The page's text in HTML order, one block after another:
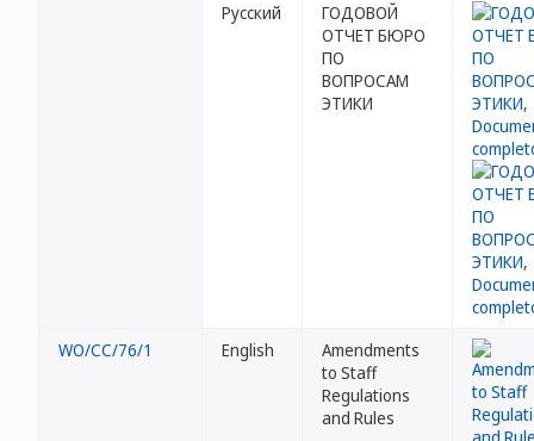
Русский
ГОДОВОЙ
ОТЧЕТ БЮРО
ПО
ВОПРОСАМ
ЭТИКИ
WO/CC/76/1 English
Amendments
to Staff
Regulations
and Rules